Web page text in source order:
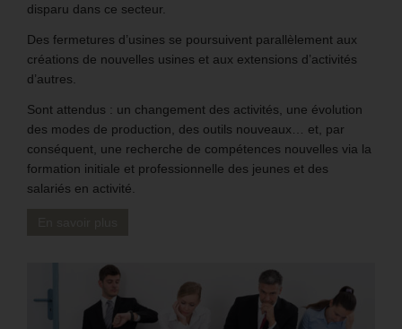
disparu dans ce secteur.
Des fermetures d’usines se poursuivent parallèlement aux
créations de nouvelles usines et aux extensions d’activités
d’autres.
Sont attendus : un changement des activités, une évolution
des modes de production, des outils nouveaux… et, par
conséquent, une recherche de compétences nouvelles via la
formation initiale et professionnelle des jeunes et des
salariés en activité.